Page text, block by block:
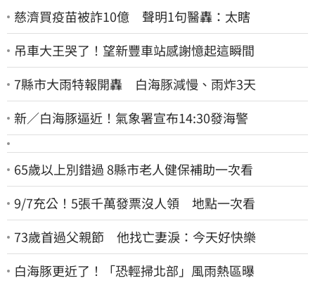
慈濟買疫苗被詐10億 聲明1句醫轟：太瞎
吊車大王哭了！望新豐車站感謝憶起這瞬間
7縣市大雨特報開轟 白海豚減慢、雨炸3天
新／白海豚逼近！氣象署宣布14:30發海警
65歲以上別錯過 8縣市老人健保補助一次看
9/7充公！5張千萬發票沒人領 地點一次看
73歲首過父親節 他找亡妻淚：今天好快樂
白海豚更近了！「恐輕掃北部」風雨熱區曝